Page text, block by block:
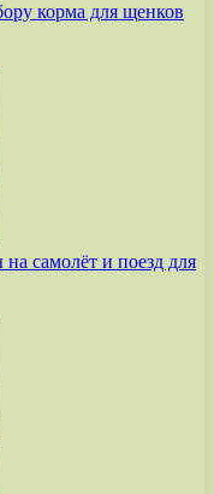
корма для щенков
самолёт и поезд для